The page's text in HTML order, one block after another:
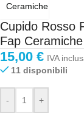
Cupido Rosso
Fap Ceramiche
15,00 € IVA
11 disponibili
- +